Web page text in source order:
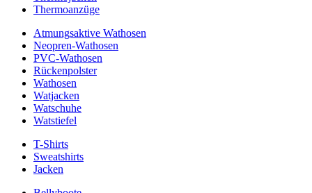
Thermoanzüge
Atmungsaktive Wathosen
Neopren-Wathosen
PVC-Wathosen
Rückenpolster
Wathosen
Watjacken
Watschuhe
Watstiefel
T-Shirts
Sweatshirts
Jacken